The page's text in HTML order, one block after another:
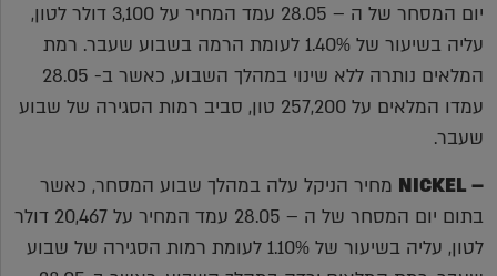
יום המסחר של ה – 28.05 עמד המחיר על 3,100 דולר לטון,
עליה בשיעור של 1.40% לעומת הרמה בשבוע שעבר. רמת
המלאים נותרה ללא שינוי במהלך השבוע, כאשר ב- 28.05
עמדו המלאים על 257,200 טון, סביב רמות הסגירה של שבוע
שעבר.
– NICKEL
מחיר הניקל עלה במהלך שבוע המסחר, כאשר
בתום יום המסחר של ה – 28.05 עמד המחיר על 20,467 דולר
לטון, עליה בשיעור של 1.10% לעומת רמות הסגירה של שבוע